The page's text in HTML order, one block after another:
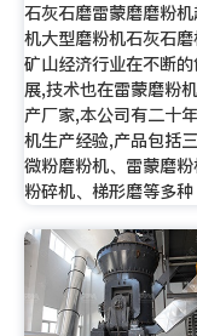
石灰石磨雷蒙磨磨粉
机大型磨粉机石灰石
矿山经济行业在不断
展,技术也在雷蒙磨粉
产厂家,本公司有二十
机生产经验,产品包括
微粉磨粉机、雷蒙磨
粉碎机、梯形磨等多种